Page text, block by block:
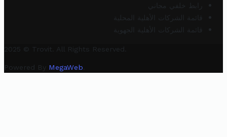
رابط خلفي مجاني
قائمة الشركات الأهلية المحلية
قائمة الشركات الأهلية الجهوية
2025 © Trovit. All Rights Reserved.
Powered By MegaWeb